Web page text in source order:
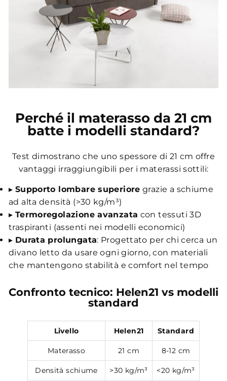
Perché il materasso da 21 cm
batte i modelli standard?
Test dimostrano che uno spessore di 21 cm offre
vantaggi irraggiungibili per i materassi sottili:
▸ Supporto lombare superiore grazie a schiume
ad alta densità (>30 kg/m³)
▸ Termoregolazione avanzata con tessuti 3D
traspiranti (assenti nei modelli economici)
▸ Durata prolungata: Progettato per chi cerca un
divano letto da usare ogni giorno, con materiali
che mantengono stabilità e comfort nel tempo
Confronto tecnico: Helen21 vs modelli
standard
Livello Helen21 Standard
Materasso 21 cm 8-12 cm
Densità schiume >30 kg/m³ <20 kg/m³